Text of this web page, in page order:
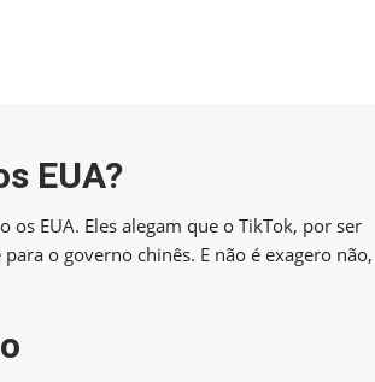
EUA?
EUA. Eles alegam que o TikTok, por ser
o governo chinês. E não é exagero não,